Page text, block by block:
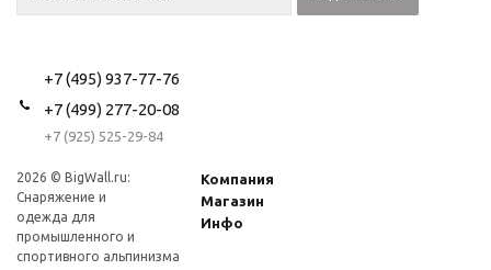
+7 (495) 937-77-76
+7 (499) 277-20-08
+7 (925) 525-29-84
2026 © BigWall.ru:
Снаряжение и
одежда для
промышленного и
спортивного альпинизма
Компания
Магазин
Инфо